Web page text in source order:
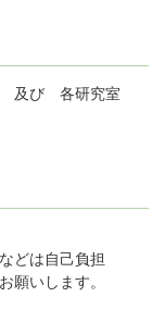
及び 各研究室
どは自己負担
願いします。